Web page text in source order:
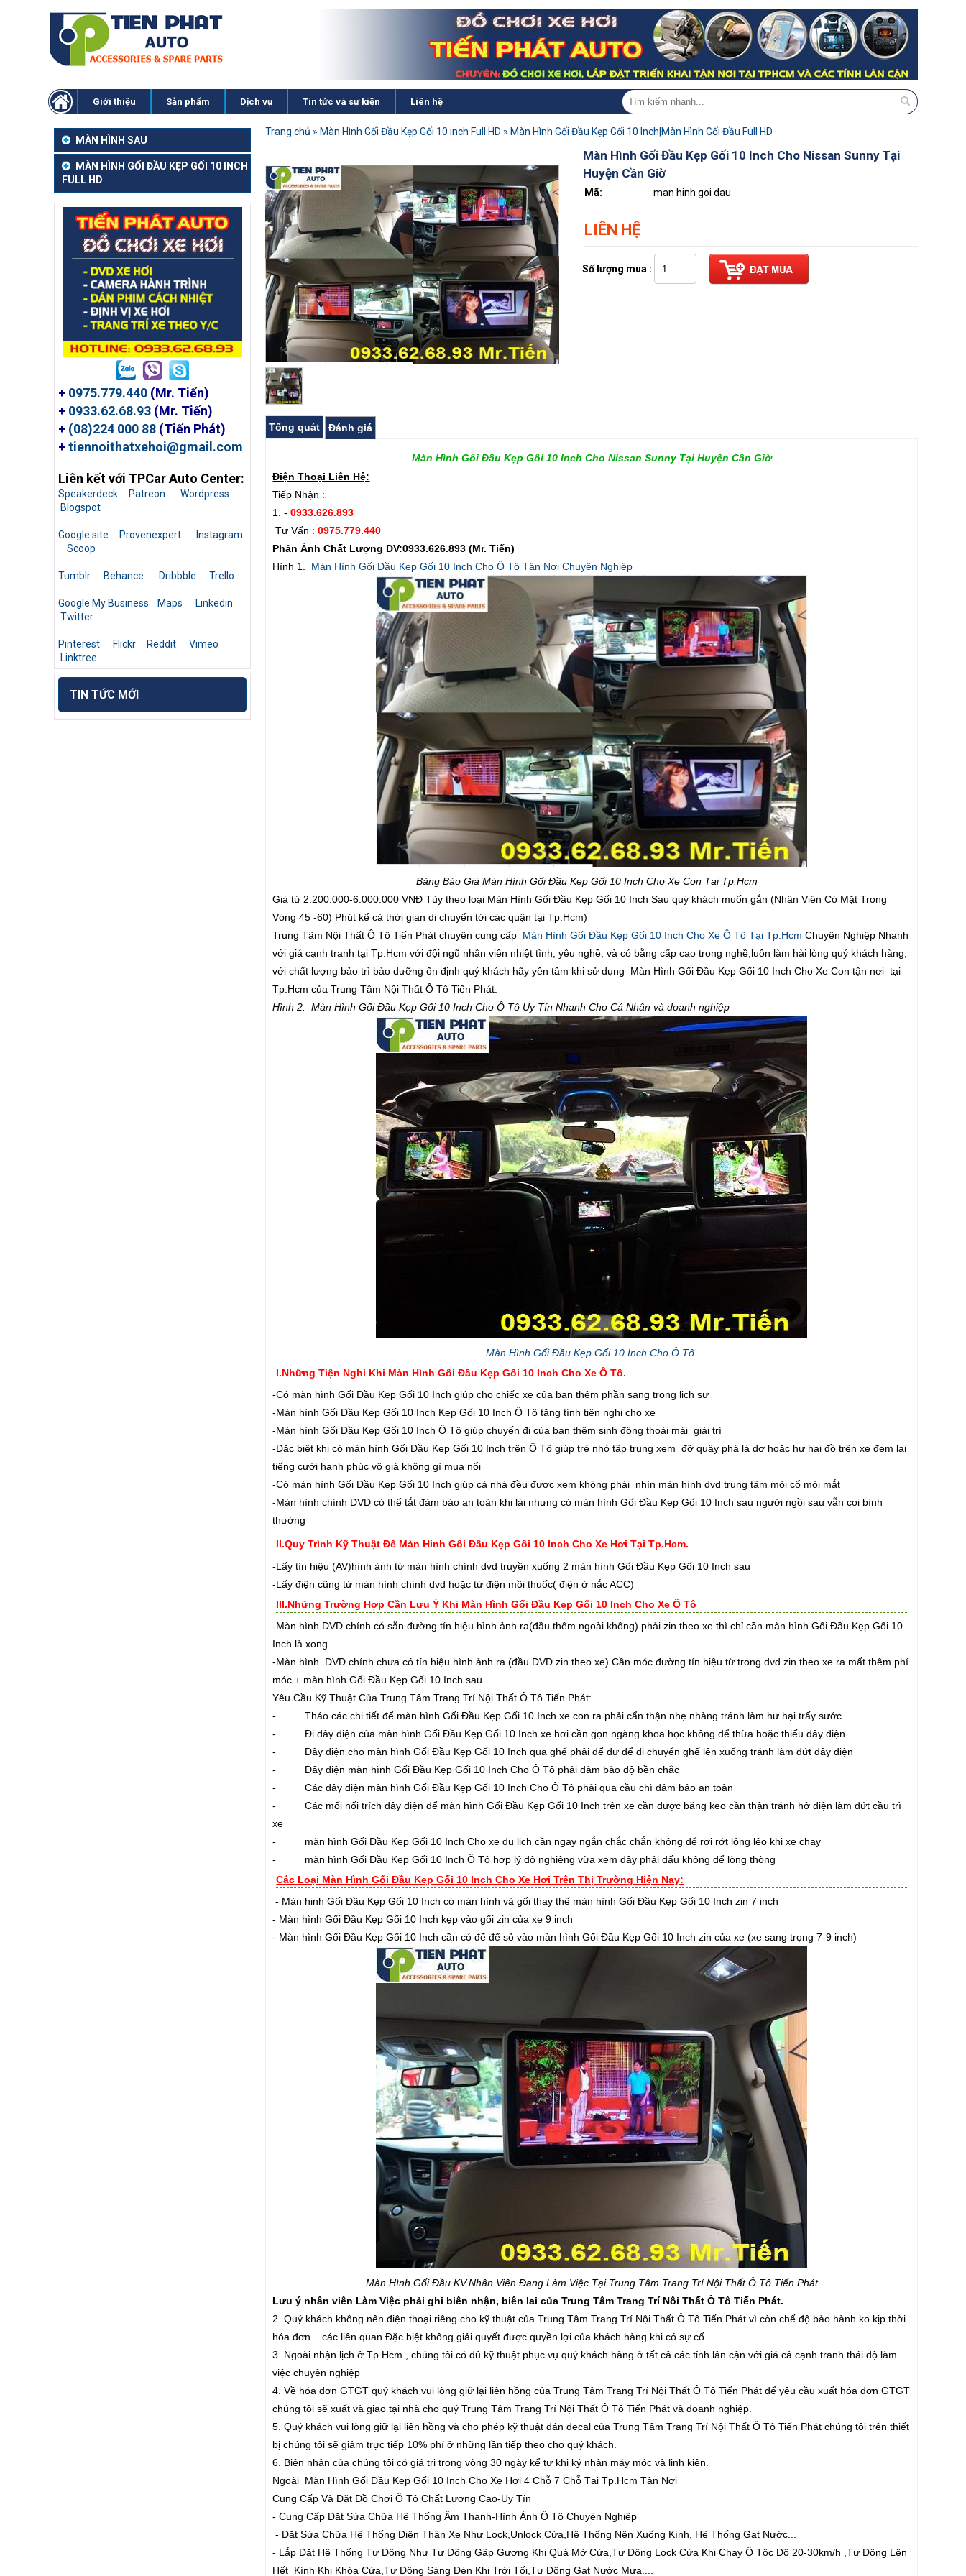
Giới thiệu Sản phẩm Dịch vụ Tin tức và sự kiện Liên hệ
MÀN HÌNH SAU
MÀN HÌNH GỐI ĐẦU KẸP GỐI 10 INCH
FULL HD
+ 0975.779.440 (Mr. Tiến)
+ 0933.62.68.93 (Mr. Tiến)
+ (08)224 000 88 (Tiến Phát)
+tiennoithatxehoi@gmail.com
Liên kết với TPCar Auto Center:
Speakerdeck Patreon
Wordpress
Blogspot
Google site Provenexpert
Instagram
Scoop
Tumblr Behance Dribbble Trello
Google My Business Maps
Linkedin
Twitter
Pinterest Flickr Reddit
Vimeo
Linktree
TIN TỨC MỚI
Trang chủ » Màn Hình Gối Đầu Kẹp Gối 10 inch Full HD » Màn Hình Gối Đầu Kẹp Gối 10 Inch|Màn Hình Gối Đầu Full HD
Màn Hình Gối Đầu Kẹp Gối 10 Inch Cho Nissan Sunny Tại
Huyện Cần Giờ
Mã: man hinh goi dau
LIÊN HỆ
Số lượng mua :
Tổng quát Đánh giá
Màn Hình Gối Đầu Kẹp Gối 10 Inch Cho Nissan Sunny Tại Huyện Cần Giờ
Điện Thoại Liên Hệ:
Tiếp Nhận :
1. -0933.626.893
Tư Vấn :0975.779.440
Phản Ảnh Chất Lượng DV:0933.626.893 (Mr. Tiến)
Hình 1. Màn Hình Gối Đầu Kẹp Gối 10 Inch Cho Ô Tô Tận Nơi Chuyên Nghiệp
Bảng Báo Giá Màn Hình Gối Đầu Kẹp Gối 10 Inch Cho Xe Con Tại Tp.Hcm
Giá từ 2.200.000-6.000.000 VNĐ Tùy theo loại Màn Hình Gối Đầu Kẹp Gối 10 Inch Sau quý khách muốn gắn (Nhân Viên Có Mặt Trong
Vòng 45 -60) Phút kể cả thời gian di chuyển tới các quận tại Tp.Hcm)
Trung Tâm Nội Thất Ô Tô Tiến Phát chuyên cung cấp Màn Hình Gối Đầu Kẹp Gối 10 Inch Cho Xe Ô Tô Tại Tp.Hcm Chuyên Nghiệp Nhanh
với giá cạnh tranh tại Tp.Hcm với đội ngũ nhân viên nhiệt tình, yêu nghề, và có bằng cấp cao trong nghề,luôn làm hài lòng quý khách hàng,
với chất lượng bảo trì bảo dưỡng ổn định quý khách hãy yên tâm khi sử dụng Màn Hình Gối Đầu Kẹp Gối 10 Inch Cho Xe Con tận nơi tại
Tp.Hcm của Trung Tâm Nội Thất Ô Tô Tiến Phát.
Hình 2. Màn Hình Gối Đầu Kẹp Gối 10 Inch Cho Ô Tô Uy Tín Nhanh Cho Cá Nhân và doanh nghiệp
Màn Hình Gối Đầu Kẹp Gối 10 Inch Cho Ô Tô
I.Những Tiện Nghi Khi Màn Hình Gối Đầu Kẹp Gối 10 Inch Cho Xe Ô Tô.
-Có màn hình Gối Đầu Kẹp Gối 10 Inch giúp cho chiếc xe của bạn thêm phần sang trọng lịch sự
-Màn hình Gối Đầu Kẹp Gối 10 Inch Kẹp Gối 10 Inch Ô Tô tăng tính tiện nghi cho xe
-Màn hình Gối Đầu Kẹp Gối 10 Inch Ô Tô giúp chuyến đi của bạn thêm sinh động thoải mái giải trí
-Đặc biệt khi có màn hình Gối Đầu Kẹp Gối 10 Inch trên Ô Tô giúp trẻ nhỏ tập trung xem đỡ quậy phá là dơ hoặc hư hại đồ trên xe đem lại
tiếng cười hạnh phúc vô giá không gì mua nổi
-Có màn hình Gối Đầu Kẹp Gối 10 Inch giúp cả nhà đều được xem không phải nhìn màn hình dvd trung tâm mỏi cổ mỏi mắt
-Màn hình chính DVD có thể tắt đảm bảo an toàn khi lái nhưng có màn hình Gối Đầu Kẹp Gối 10 Inch sau người ngồi sau vẫn coi bình
thường
II.Quy Trình Kỹ Thuật Để Màn Hinh Gối Đầu Kẹp Gối 10 Inch Cho Xe Hơi Tại Tp.Hcm.
-Lấy tín hiệu (AV)hình ảnh từ màn hình chính dvd truyền xuống 2 màn hình Gối Đầu Kẹp Gối 10 Inch sau
-Lấy điện cũng từ màn hình chính dvd hoặc từ điện mồi thuốc( điện ở nắc ACC)
III.Những Trường Hợp Cần Lưu Ý Khi Màn Hình Gối Đầu Kẹp Gối 10 Inch Cho Xe Ô Tô
-Màn hình DVD chính có sẵn đường tín hiệu hình ảnh ra(đầu thêm ngoài không) phải zin theo xe thì chỉ cần màn hình Gối Đầu Kẹp Gối 10
Inch là xong
-Màn hình DVD chính chưa có tín hiệu hình ảnh ra (đầu DVD zin theo xe) Cần móc đường tín hiệu từ trong dvd zin theo xe ra mất thêm phí
móc + màn hình Gối Đầu Kẹp Gối 10 Inch sau
Yêu Cầu Kỹ Thuật Của Trung Tâm Trang Trí Nội Thất Ô Tô Tiến Phát:
- Tháo các chi tiết để màn hình Gối Đầu Kẹp Gối 10 Inch xe con ra phải cẩn thận nhẹ nhàng tránh làm hư hại trấy sước
- Đi dây điện của màn hình Gối Đầu Kẹp Gối 10 Inch xe hơi cần gọn ngàng khoa học không để thừa hoặc thiếu dây điện
- Dây diện cho màn hình Gối Đầu Kẹp Gối 10 Inch qua ghế phải để dư để di chuyển ghế lên xuống tránh làm đứt dây điện
- Dây điện màn hình Gối Đầu Kẹp Gối 10 Inch Cho Ô Tô phải đảm bảo độ bền chắc
- Các đây điện màn hình Gối Đầu Kẹp Gối 10 Inch Cho Ô Tô phải qua cầu chì đảm bảo an toàn
- Các mối nối trích dây điện để màn hình Gối Đầu Kẹp Gối 10 Inch trên xe cần được băng keo cần thận tránh hở điện làm đứt cầu trì
xe
- màn hình Gối Đầu Kẹp Gối 10 Inch Cho xe du lịch cần ngay ngắn chắc chắn không để rơi rớt lỏng lẻo khi xe chạy
- màn hình Gối Đầu Kẹp Gối 10 Inch Ô Tô hợp lý độ nghiêng vừa xem dây phải dấu không để lòng thòng
Các Loại Màn Hình Gối Đầu Kẹp Gối 10 Inch Cho Xe Hơi Trên Thị Trường Hiện Nay:
- Màn hinh Gối Đầu Kẹp Gối 10 Inch có màn hình và gối thay thế màn hình Gối Đầu Kẹp Gối 10 Inch zin 7 inch
- Màn hình Gối Đầu Kẹp Gối 10 Inch kẹp vào gối zin của xe 9 inch
- Màn hình Gối Đầu Kẹp Gối 10 Inch cần có đế để sỏ vào màn hình Gối Đầu Kẹp Gối 10 Inch zin của xe (xe sang trọng 7-9 inch)
Màn Hình Gối Đầu KV.Nhân Viên Đang Làm Việc Tại Trung Tâm Trang Trí Nội Thất Ô Tô Tiến Phát
Lưu ý nhân viên Làm Việc phải ghi biên nhận, biên lai của Trung Tâm Trang Trí Nôi Thất Ô Tô Tiến Phát.
2. Quý khách không nên điện thoại riêng cho kỹ thuật của Trung Tâm Trang Trí Nội Thất Ô Tô Tiến Phát vì còn chế độ bảo hành ko kịp thời
hóa đơn... các liên quan Đặc biệt không giải quyết được quyền lợi của khách hàng khi có sự cố.
3. Ngoài nhận lịch ở Tp.Hcm , chúng tôi có đủ kỹ thuật phục vụ quý khách hàng ở tất cả các tỉnh lân cận với giá cả cạnh tranh thái độ làm
việc chuyên nghiệp
4. Về hóa đơn GTGT quý khách vui lòng giữ lại liên hồng của Trung Tâm Trang Trí Nội Thất Ô Tô Tiến Phát để yêu cầu xuất hóa đơn GTGT
chúng tôi sẽ xuất và giao tại nhà cho quý Trung Tâm Trang Trí Nội Thất Ô Tô Tiến Phát và doanh nghiệp.
5. Quý khách vui lòng giữ lại liên hồng và cho phép kỹ thuật dán decal của Trung Tâm Trang Trí Nội Thất Ô Tô Tiến Phát chúng tôi trên thiết
bị chúng tôi sẽ giảm trực tiếp 10% phí ở những lần tiếp theo cho quý khách.
6. Biên nhận của chúng tôi có giá trị trong vòng 30 ngày kể tư khi ký nhận máy móc và linh kiện.
Ngoài Màn Hình Gối Đầu Kẹp Gối 10 Inch Cho Xe Hơi 4 Chỗ 7 Chỗ Tại Tp.Hcm Tận Nơi
Cung Cấp Và Đặt Đồ Chơi Ô Tô Chất Lượng Cao-Uy Tín
- Cung Cấp Đặt Sửa Chữa Hệ Thống Âm Thanh-Hình Ảnh Ô Tô Chuyên Nghiệp
- Đặt Sửa Chữa Hệ Thống Điện Thân Xe Như Lock,Unlock Cửa,Hệ Thống Nên Xuống Kính, Hệ Thống Gạt Nước...
- Lắp Đặt Hệ Thống Tự Động Như Tự Động Gập Gương Khi Quá Mở Cửa,Tự Đông Lock Cửa Khi Chạy Ô Tôc Độ 20-30km/h ,Tự Động Lên
Hết Kính Khi Khóa Cửa,Tự Động Sáng Đèn Khi Trời Tối,Tự Động Gạt Nước Mưa....